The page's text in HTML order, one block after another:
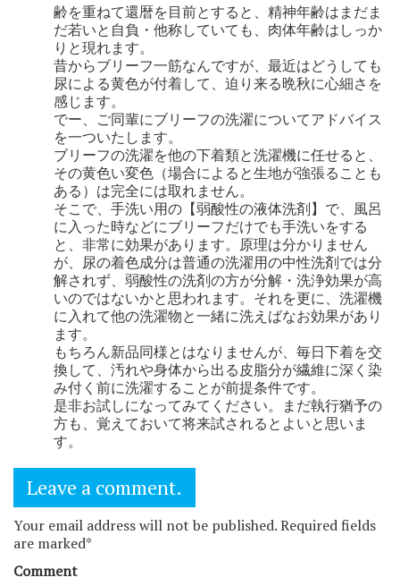
齢を重ねて還暦を目前とすると、精神年齢はまだま
だ若いと自負・他称していても、肉体年齢はしっか
りと現れます。
昔からブリーフ一筋なんですが、最近はどうしても
尿による黄色が付着して、迫り来る晩秋に心細さを
感じます。
でー、ご同輩にブリーフの洗濯についてアドバイス
を一ついたします。
ブリーフの洗濯を他の下着類と洗濯機に任せると、
その黄色い変色（場合によると生地が強張ることも
ある）は完全には取れません。
そこで、手洗い用の【弱酸性の液体洗剤】で、風呂
に入った時などにブリーフだけでも手洗いをする
と、非常に効果があります。原理は分かりません
が、尿の着色成分は普通の洗濯用の中性洗剤では分
解されず、弱酸性の洗剤の方が分解・洗浄効果が高
いのではないかと思われます。それを更に、洗濯機
に入れて他の洗濯物と一緒に洗えばなお効果があり
ます。
もちろん新品同様とはなりませんが、毎日下着を交
換して、汚れや身体から出る皮脂分が繊維に深く染
み付く前に洗濯することが前提条件です。
是非お試しになってみてください。まだ執行猶予の
方も、覚えておいて将来試されるとよいと思いま
す。
Leave a comment.
Your email address will not be published. Required fields
are marked*
Comment